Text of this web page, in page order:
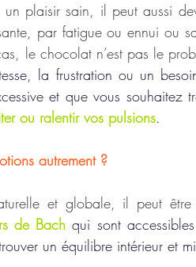
plaisir sain, il peut aussi
par fatigue ou ennui
le chocolat n’est pas le
la frustration ou un
et que vous souhaitez
ou ralentir vos pulsions.
autrement ?
et globale, il peut
de Bach qui sont
un équilibre intérieur et